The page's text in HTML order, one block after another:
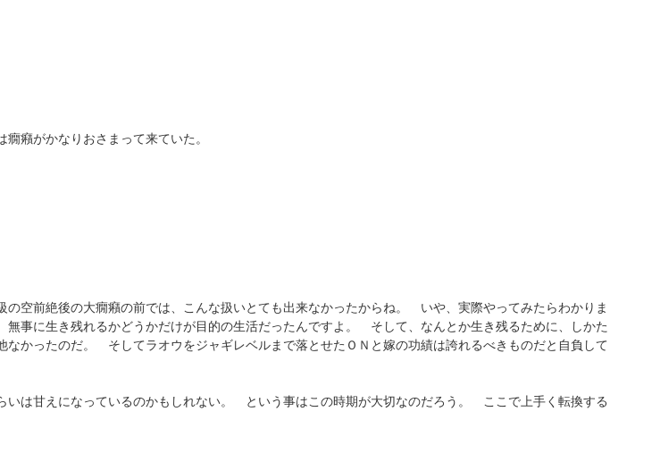
癪がかなりおさまって来ていた。
空前絶後の大癇癪の前では、こんな扱いとても出来なかったからね。 いや、実際やってみたらわかりま
に生き残れるかどうかだけが目的の生活だったんですよ。 そして、なんとか生き残るために、しかた
ったのだ。 そしてラオウをジャギレベルまで落とせたＯＮと嫁の功績は誇れるべきものだと自負して
は甘えになっているのかもしれない。 という事はこの時期が大切なのだろう。 ここで上手く転換する